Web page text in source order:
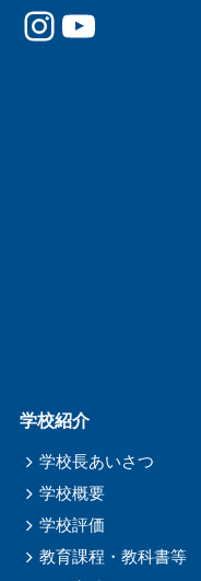
Instagram
YouTube
学校紹介
学校長あいさつ
学校概要
学校評価
教育課程・教科書等